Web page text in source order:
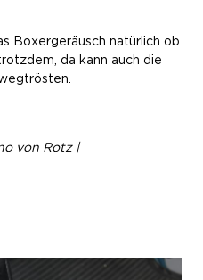
Boxergeräusch natürlich ob
da kann auch die
von Rotz |